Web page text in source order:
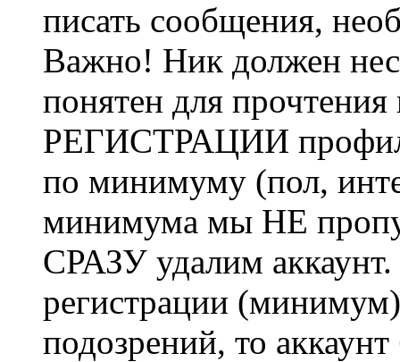
писать сообщения,
Важно! Ник должен
понятен для
РЕГИСТРАЦИИ профиль
по минимуму (пол,
минимума мы НЕ
СРАЗУ удалим
регистрации
подозрений, то